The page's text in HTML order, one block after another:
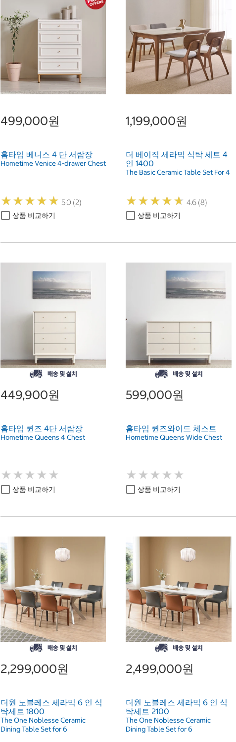
499,000원
홈타임 베니스 4 단 서랍장
Hometime Venice 4-drawer Chest
★★★★★
★★★★★ 5.0 (2)
상품 비교하기
1,199,000원
더 베이직 세라믹 식탁 세트 4
인 1400
The Basic Ceramic Table Set For 4
★★★★★
★★★★★ 4.6 (8)
상품 비교하기
449,900원
홈타임 퀸즈 4단 서랍장
Hometime Queens 4 Chest
★ ★ ★ ★ ★
★ ★ ★ ★ ★
상품 비교하기
599,000원
홈타임 퀸즈와이드 체스트
Hometime Queens Wide Chest
★ ★ ★ ★ ★
★ ★ ★ ★ ★
상품 비교하기
2,299,000원
더원 노블레스 세라믹 6 인 식
탁세트 1800
The One Noblesse Ceramic
Dining Table Set for 6
2,499,000원
더원 노블레스 세라믹 6 인 식
탁세트 2100
The One Noblesse Ceramic
Dining Table Set for 6